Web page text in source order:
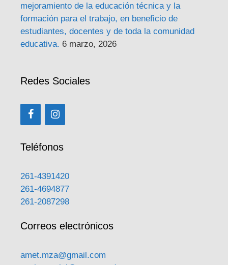
mejoramiento de la educación técnica y la
formación para el trabajo, en beneficio de
estudiantes, docentes y de toda la comunidad
educativa. 6 marzo, 2026
Redes Sociales
Teléfonos
261-4391420
261-4694877
261-2087298
Correos electrónicos
amet.mza@gmail.com